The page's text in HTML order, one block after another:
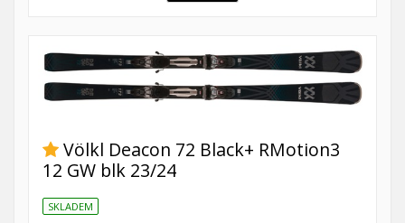
Völkl Deacon 72 Black+ RMotion3
12 GW blk 23/24
SKLADEM